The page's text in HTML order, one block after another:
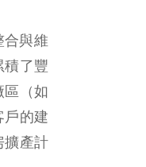
合與維
積了豐
區（如
戶的建
擴產計